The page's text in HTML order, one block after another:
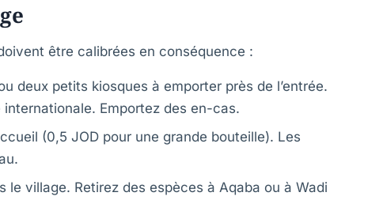
être calibrées en conséquence :
deux petits kiosques à emporter près de l’entrée.
Emportez des en-cas.
(0,5 JOD pour une grande bouteille). Les
le village. Retirez des espèces à Aqaba ou à Wadi